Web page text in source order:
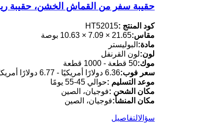
حقيبة سفر من القماش الخشن، حقيبة
كود المنتج :HT52015
مقاس:21.65 × 7.09 × 10.63 بوصة
مادة: البوليستر
لون:لون القرنفل
موك:50 قطعة - 1000 قطعة
سعر فوب:6.36 دولارًا أمريكيًا - 6.77 دولارًا أمريكيًا
موعد التسليم :حوالي 45-55 يومًا
مكان الشحن :فوجيان، الصين
مكان المنشأ:فوجيان، الصين
سؤالالتفاصيل